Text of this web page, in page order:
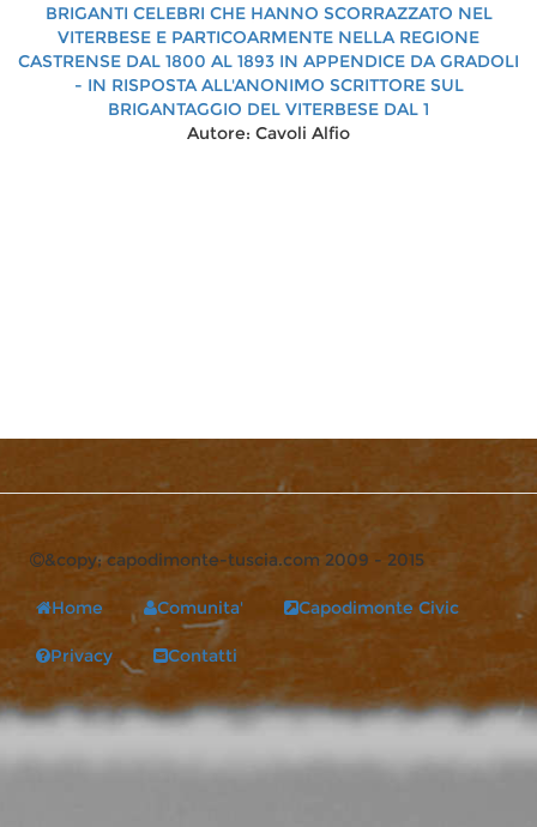
BRIGANTI CELEBRI CHE HANNO SCORRAZZATO NEL
VITERBESE E PARTICOARMENTE NELLA REGIONE
CASTRENSE DAL 1800 AL 1893 IN APPENDICE DA GRADOLI
- IN RISPOSTA ALL'ANONIMO SCRITTORE SUL
BRIGANTAGGIO DEL VITERBESE DAL 1
Autore: Cavoli Alfio
di affreschi, ipotesi, conferme
Autore:Vitaliano. Tiberia
&copy; capodimonte-tuscia.com 2009 - 2015
Home Comunita' Capodimonte Civic
Privacy Contatti